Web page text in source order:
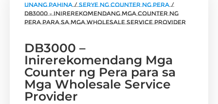
unang pahina / Serye ng Counter ng Pera /
DB3000 – Inirerekomendang Mga Counter ng
Pera para sa Mga Wholesale Service Provider
DB3000 –
Inirerekomendang Mga
Counter ng Pera para sa
Mga Wholesale Service
Provider